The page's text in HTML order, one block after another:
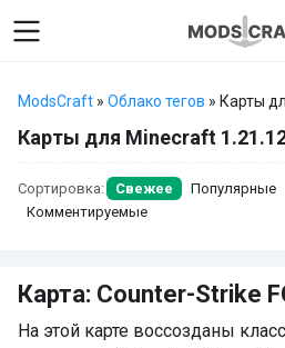
ModsCraft » Облако тегов » Карты
Карты для Minecraft
Сортировка: Свежее Популярные
Комментируемые
Карта: Counter-Strike
На этой карте воссозданы